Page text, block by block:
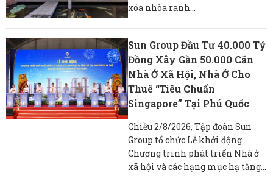
xóa nhòa ranh...
Sun Group Đầu Tư 40.000 Tỷ
Đồng Xây Gần 50.000 Căn
Nhà Ở Xã Hội, Nhà Ở Cho
Thuê “tiêu Chuẩn
Singapore” Tại Phú Quốc
Chiều 2/8/2026, Tập đoàn Sun
Group tổ chức Lễ khởi động
Chương trình phát triển Nhà ở
xã hội và các hạng mục hạ tầng...